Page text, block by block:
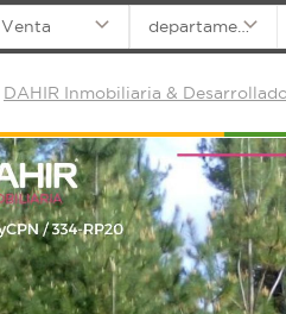
Venta departamentos
DAHIR Inmobiliaria &